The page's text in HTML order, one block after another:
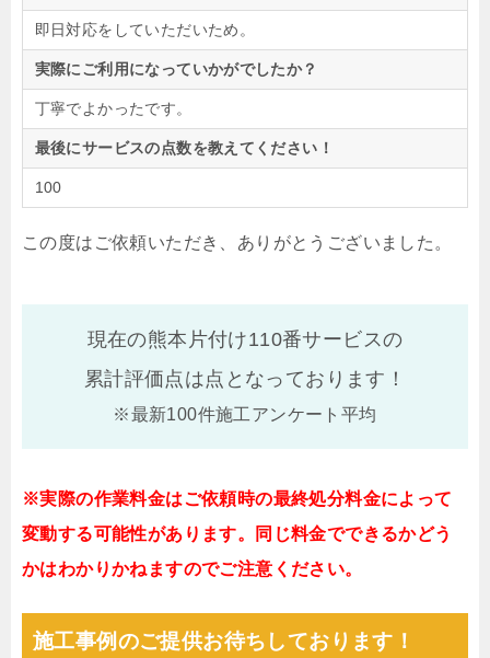
即日対応をしていただいため。
実際にご利用になっていかがでしたか？
丁寧でよかったです。
最後にサービスの点数を教えてください！
100
この度はご依頼いただき、ありがとうございました。
現在の熊本片付け110番サービスの
累計評価点は点となっております！
※最新100件施工アンケート平均
※実際の作業料金はご依頼時の最終処分料金によって
変動する可能性があります。同じ料金でできるかどう
かはわかりかねますのでご注意ください。
施工事例のご提供お待ちしております！